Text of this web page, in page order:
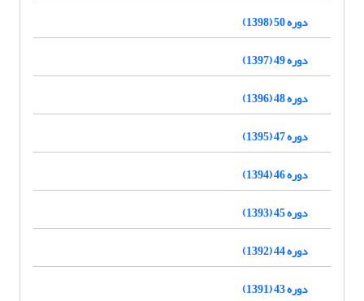
دوره 50 (1398)
دوره 49 (1397)
دوره 48 (1396)
دوره 47 (1395)
دوره 46 (1394)
دوره 45 (1393)
دوره 44 (1392)
دوره 43 (1391)